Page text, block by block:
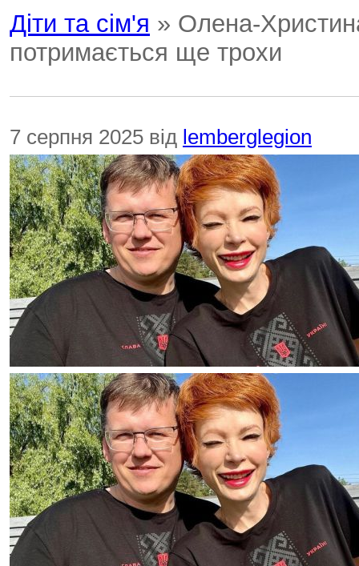
Діти та сім'я » Олена-
потримається ще трохи
7 серпня 2025 від lemberglegion